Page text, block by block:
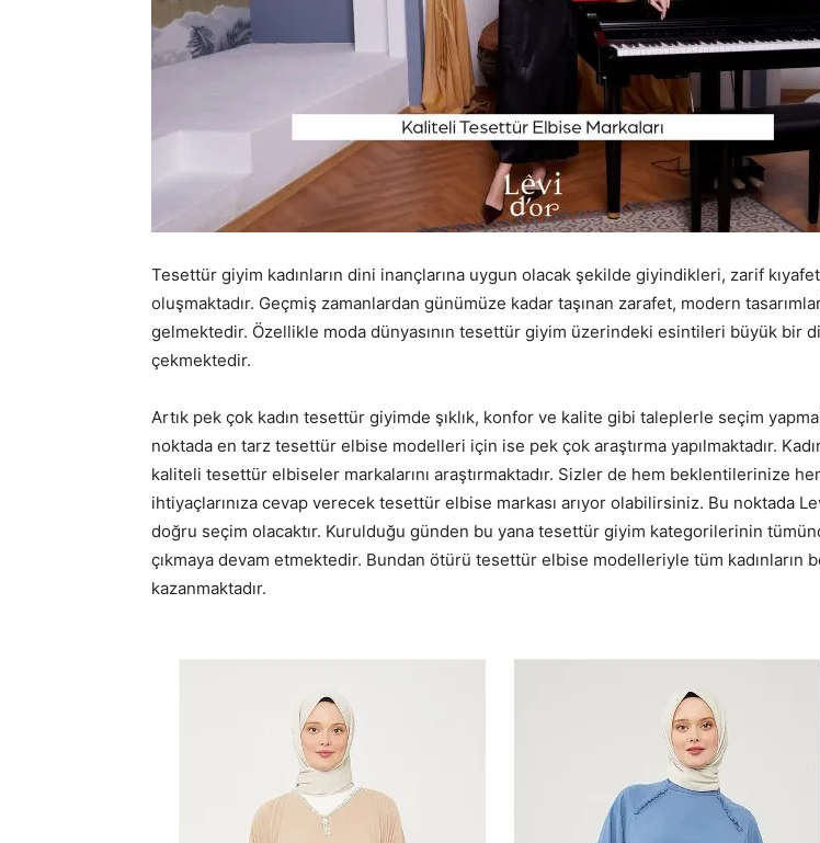
Tesettür giyim kadınların dini inançlarına uygun olacak şekilde giyindikleri, zarif
oluşmaktadır. Geçmiş zamanlardan günümüze kadar taşınan zarafet, modern
gelmektedir. Özellikle moda dünyasının tesettür giyim üzerindeki esintileri büyük bir
çekmektedir.
Artık pek çok kadın tesettür giyimde şıklık, konfor ve kalite gibi taleplerle seçim
noktada en tarz tesettür elbise modelleri için ise pek çok araştırma yapılmaktadır.
kaliteli tesettür elbiseler markalarını araştırmaktadır. Sizler de hem beklentilerinize
ihtiyaçlarınıza cevap verecek tesettür elbise markası arıyor olabilirsiniz. Bu noktada
doğru seçim olacaktır. Kurulduğu günden bu yana tesettür giyim kategorilerinin
çıkmaya devam etmektedir. Bundan ötürü tesettür elbise modelleriyle tüm kadınların
kazanmaktadır.